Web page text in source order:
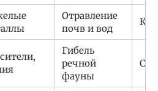
Отравление
почв и вод
Гибель
речной
фауны